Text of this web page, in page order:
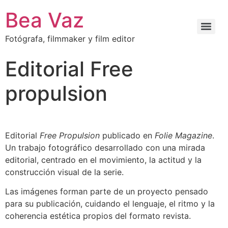
Bea Vaz
Fotógrafa, filmmaker y film editor
Editorial Free
propulsion
Editorial Free Propulsion publicado en Folie Magazine.
Un trabajo fotográfico desarrollado con una mirada
editorial, centrado en el movimiento, la actitud y la
construcción visual de la serie.
Las imágenes forman parte de un proyecto pensado
para su publicación, cuidando el lenguaje, el ritmo y la
coherencia estética propios del formato revista.